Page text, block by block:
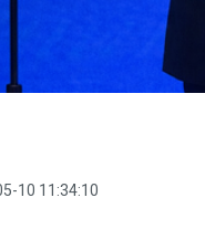
10 11:34:10